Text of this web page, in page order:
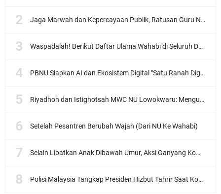
Jaga Marwah dan Kepercayaan Publik, Ratusan Guru Ngaji Kota Malang Serukan Deklarasi Ramah Anak
Waspadalah! Berikut Daftar Ulama Wahabi di Seluruh Dunia dan Karya-karyanya
PBNU Siapkan AI dan Ekosistem Digital "Satu Ranah Digital untuk Ulama", Siap Diluncurkan dalam Waktu Dekat!
Riyadhoh dan Istighotsah MWC NU Lowokwaru: Menguatkan Doa, Menjalin Ukhuwah Menyambut Muktamar NU ke-35
Setelah Pesantren Berubah Wajah (Dari NU Ke Wahabi)
Selain Libatkan Anak Dibawah Umur, Aksi Ganyang Komunis Jadi Sorotan Karena Ada Narasi Halal Sembelih Orang
Polisi Malaysia Tangkap Presiden Hizbut Tahrir Saat Konferensi Pers